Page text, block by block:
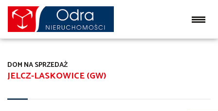
JELCZ-LASKOWICE (GW)
DOM NA SPRZEDAŻ